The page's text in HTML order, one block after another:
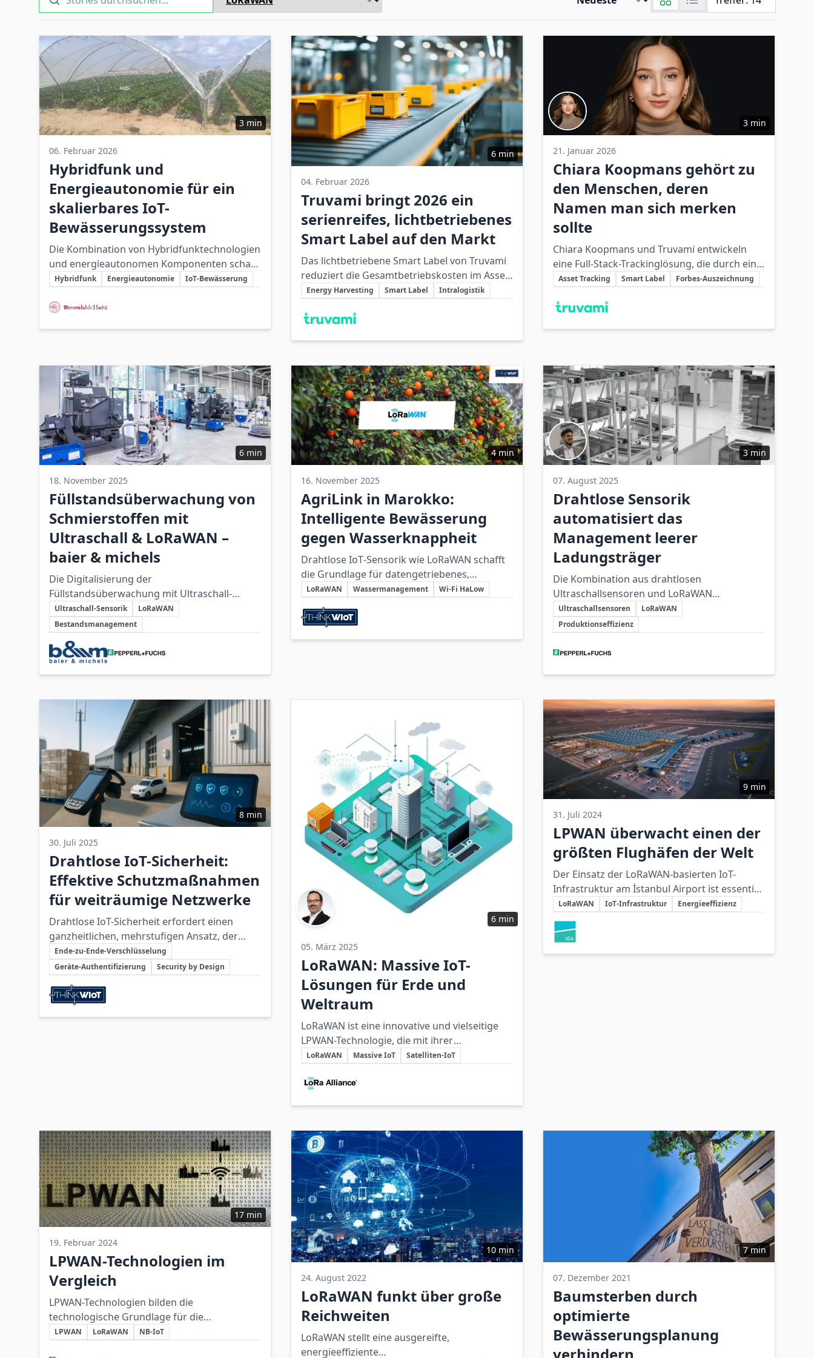
3 min
06. Februar 2026
Hybridfunk und
Energieautonomie für ein
skalierbares IoT-
Bewässerungssystem
Die Kombination von Hybridfunktechnologien
und energieautonomen Komponenten schafft
eine skalierbare, kosteneffiziente und
landwirtschaftliche Bewässerungssysteme.
Schlüsselthemen
Hybridfunk Energieautonomie IoT-Bewässerung
Beteiligte Unternehmen
6 min
04. Februar 2026
Truvami bringt 2026 ein
serienreifes, lichtbetriebenes
Smart Label auf den Markt
Das lichtbetriebene Smart Label von Truvami
reduziert die Gesamtbetriebskosten im Asset-
Tracking durch nachhaltige Energy-
wartungsfreie Anwendung in der
Schlüsselthemen
Energy Harvesting Smart Label Intralogistik
Beteiligte Unternehmen
3 min
21. Januar 2026
Chiara Koopmans gehört zu
den Menschen, deren
Namen man sich merken
sollte
Chiara Koopmans und Truvami entwickeln
eine Full‑Stack-Trackinglösung, die durch ein
energieeffizientes, wiederverwendbares
Asset Tracking ermöglicht.
Schlüsselthemen
Asset Tracking Smart Label Forbes-Auszeichnung
Beteiligte Unternehmen
6 min
18. November 2025
Füllstandsüberwachung von
Schmierstoffen mit
Ultraschall & LoRaWAN –
baier & michels
Die Digitalisierung der
Füllstandsüberwachung mit Ultraschall-
Sensorik und LoRaWAN schafft Transparenz
und ermöglicht planbare, skalierbare
Beschaffungsprozesse für Schmierstoffe.
Schlüsselthemen
Ultraschall-Sensorik
LoRaWAN
Bestandsmanagement
Beteiligte Unternehmen
4 min
16. November 2025
AgriLink in Marokko:
Intelligente Bewässerung
gegen Wasserknappheit
Drahtlose IoT‑Sensorik wie LoRaWAN schafft
die Grundlage für datengetriebenes,
wassparendes Bewässerungsmanagement
HaLow in Richtung automatisierter Steuerung
Schlüsselthemen
LoRaWAN Wassermanagement Wi‑Fi HaLow
Beteiligte Unternehmen
3 min
07. August 2025
Drahtlose Sensorik
automatisiert das
Management leerer
Ladungsträger
Die Kombination aus drahtlosen
Ultraschallsensoren und LoRaWAN
automatisiert das Leerbehälter-Management
und verbessert dadurch
Produktionssicherheit, Effizienz und
Nachrüstbarkeit.
Schlüsselthemen
Ultraschallsensoren
LoRaWAN
Produktionseffizienz
Beteiligte Unternehmen
8 min
30. Juli 2025
Drahtlose IoT-Sicherheit:
Effektive Schutzmaßnahmen
für weiträumige Netzwerke
Drahtlose IoT-Sicherheit erfordert einen
ganzheitlichen, mehrstufigen Ansatz, der
spezifische technische Maßnahmen mit
organisatorischer Kontrolle verbindet, um die
Risiken großer Funkreichweiten wirksam zu
begrenzen.
Schlüsselthemen
Ende-zu-Ende-Verschlüsselung
Geräte-Authentifizierung
Security by Design
Beteiligte Unternehmen
6 min
05. März 2025
LoRaWAN: Massive IoT-
Lösungen für Erde und
Weltraum
LoRaWAN ist eine innovative und vielseitige
LPWAN-Technologie, die mit ihrer
kosteneffizienten, energiearmen und
massiven IoT auf terrestrischer und
Schlüsselthemen
LoRaWAN Massive IoT Satelliten-IoT
Beteiligte Unternehmen
9 min
31. Juli 2024
LPWAN überwacht einen der
größten Flughäfen der Welt
Der Einsatz der LoRaWAN-basierten IoT-
Infrastruktur am İstanbul Airport ist essentiell
für eine effiziente Echtzeitüberwachung,
nachhaltige Energieverwaltung und
zukunftsorientierte Betriebsoptimierung.
Schlüsselthemen
LoRaWAN IoT-Infrastruktur Energieeffizienz
Beteiligte Unternehmen
17 min
19. Februar 2024
LPWAN-Technologien im
Vergleich
LPWAN-Technologien bilden die
technologische Grundlage für die
energieeffiziente, großflächige Vernetzung im
Schlüsselthemen
LPWAN LoRaWAN NB-IoT
Beteiligte Unternehmen
10 min
24. August 2022
LoRaWAN funkt über große
Reichweiten
LoRaWAN stellt eine ausgereifte,
energieeffiziente
7 min
07. Dezember 2021
Baumsterben durch
optimierte
Bewässerungsplanung
verhindern